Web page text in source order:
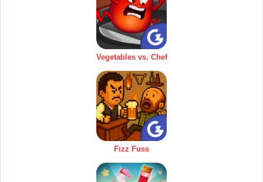
Vegetables vs. Chef
Fizz Fuss